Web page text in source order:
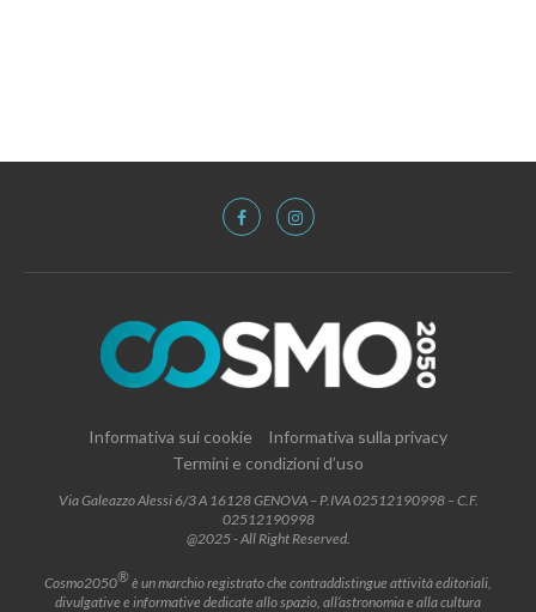
Informativa sui cookie
Informativa sulla privacy
Termini e condizioni d’uso
Via Galeazzo Alessi 6/3 A 16128 GENOVA – P.IVA 02512190998 – C.F.
02512190998
@2025 - All Right Reserved.
Cosmo2050®è un marchio registrato che contraddistingue attività editoriali,
divulgative e informative dedicate allo spazio, all’astronomia e alla cultura